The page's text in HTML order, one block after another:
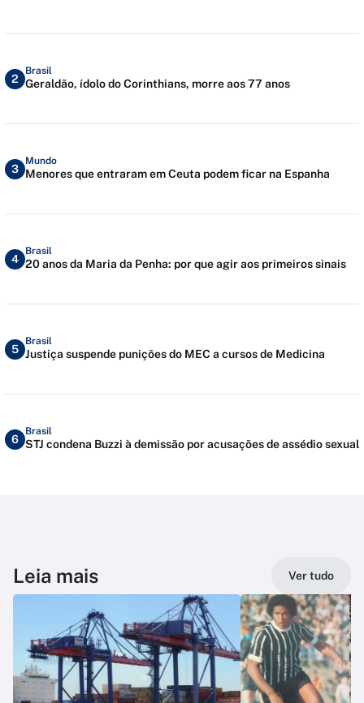
2
Brasil
Geraldão, ídolo do Corinthians, morre aos 77 anos
3
Mundo
Menores que entraram em Ceuta podem ficar na Espanha
4
Brasil
20 anos da Maria da Penha: por que agir aos primeiros sinais
5
Brasil
Justiça suspende punições do MEC a cursos de Medicina
6
Brasil
STJ condena Buzzi à demissão por acusações de assédio sexual
Leia mais Ver tudo